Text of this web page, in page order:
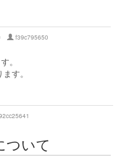
f39c795650
。
す。
ついて